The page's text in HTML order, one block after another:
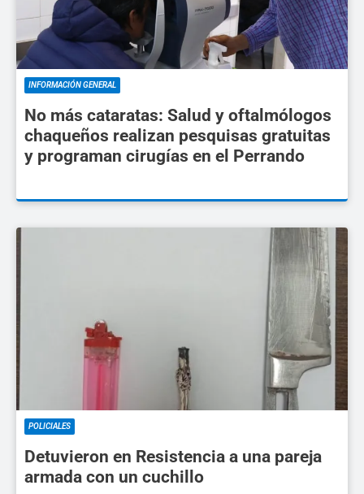
INFORMACIÓN GENERAL
No más cataratas: Salud y oftalmólogos
chaqueños realizan pesquisas gratuitas
y programan cirugías en el Perrando
POLICIALES
Detuvieron en Resistencia a una pareja
armada con un cuchillo